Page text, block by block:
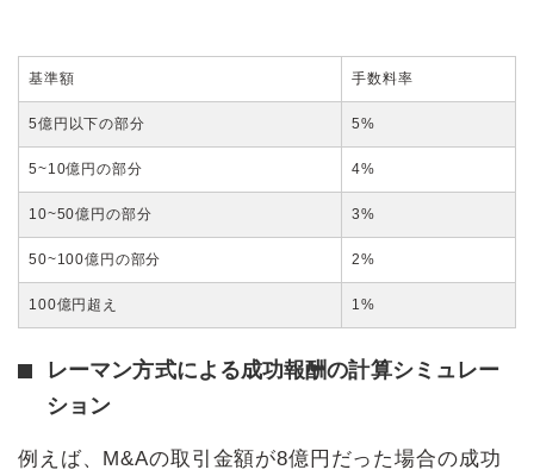
基準額 手数料率
5億円以下の部分 5%
5~10億円の部分 4%
10~50億円の部分 3%
50~100億円の部分 2%
100億円超え 1%
レーマン方式による成功報酬の計算シミュレー
ション
例えば、M&Aの取引金額が8億円だった場合の成功